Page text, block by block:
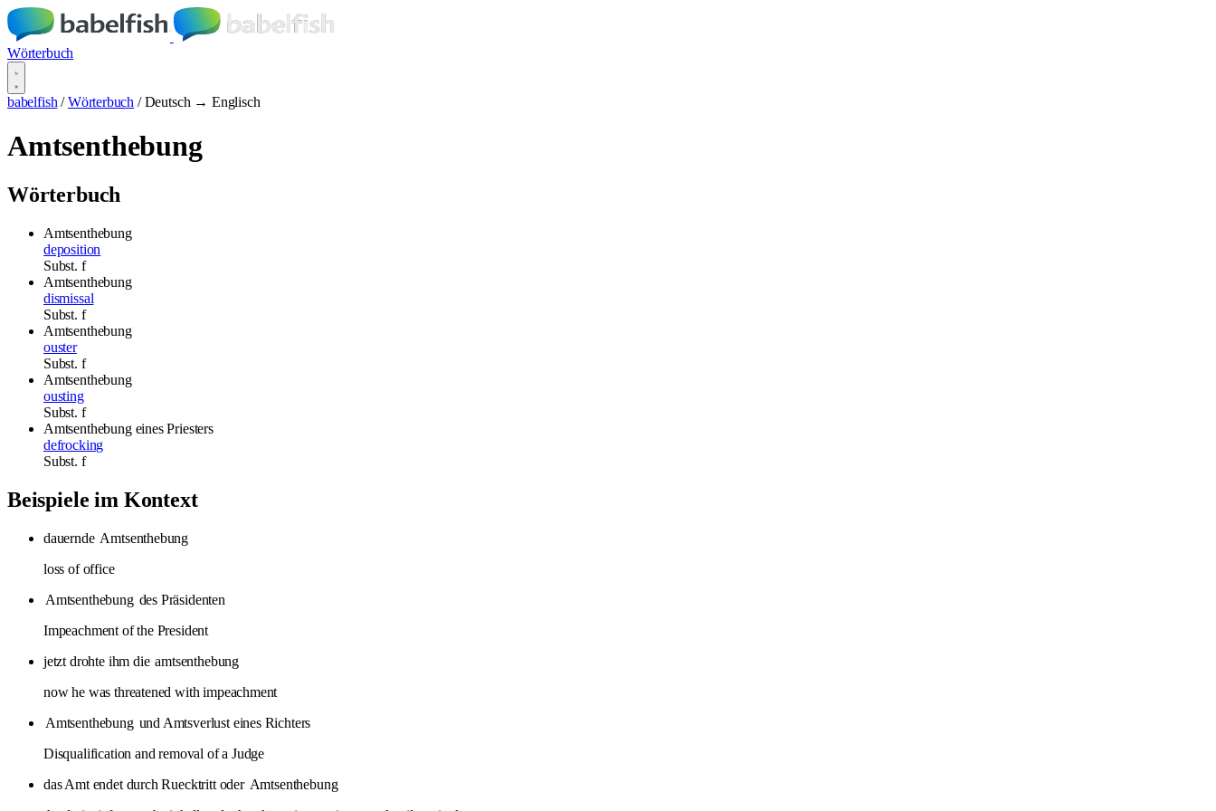
Wörterbuch
babelfish / Wörterbuch / Deutsch → Englisch
Amtsenthebung
Wörterbuch
Amtsenthebung
deposition
Subst. f
Amtsenthebung
dismissal
Subst. f
Amtsenthebung
ouster
Subst. f
Amtsenthebung
ousting
Subst. f
Amtsenthebung eines Priesters
defrocking
Subst. f
Beispiele im Kontext
dauernde Amtsenthebung
loss of office
Amtsenthebung des Präsidenten
Impeachment of the President
jetzt drohte ihm die amtsenthebung
now he was threatened with impeachment
Amtsenthebung und Amtsverlust eines Richters
Disqualification and removal of a Judge
das Amt endet durch Ruecktritt oder Amtsenthebung